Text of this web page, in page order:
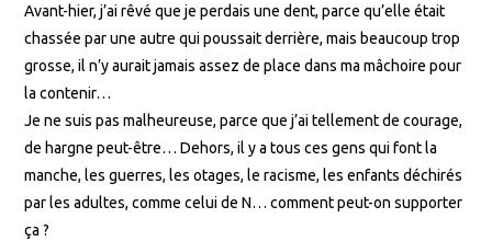
Avant-hier, j’ai rêvé que je perdais une dent, parce qu’elle était
chassée par une autre qui poussait derrière, mais beaucoup trop
grosse, il n’y aurait jamais assez de place dans ma mâchoire pour
la contenir…
Je ne suis pas malheureuse, parce que j’ai tellement de courage,
de hargne peut-être… Dehors, il y a tous ces gens qui font la
manche, les guerres, les otages, le racisme, les enfants déchirés
par les adultes, comme celui de N… comment peut-on supporter
ça ?